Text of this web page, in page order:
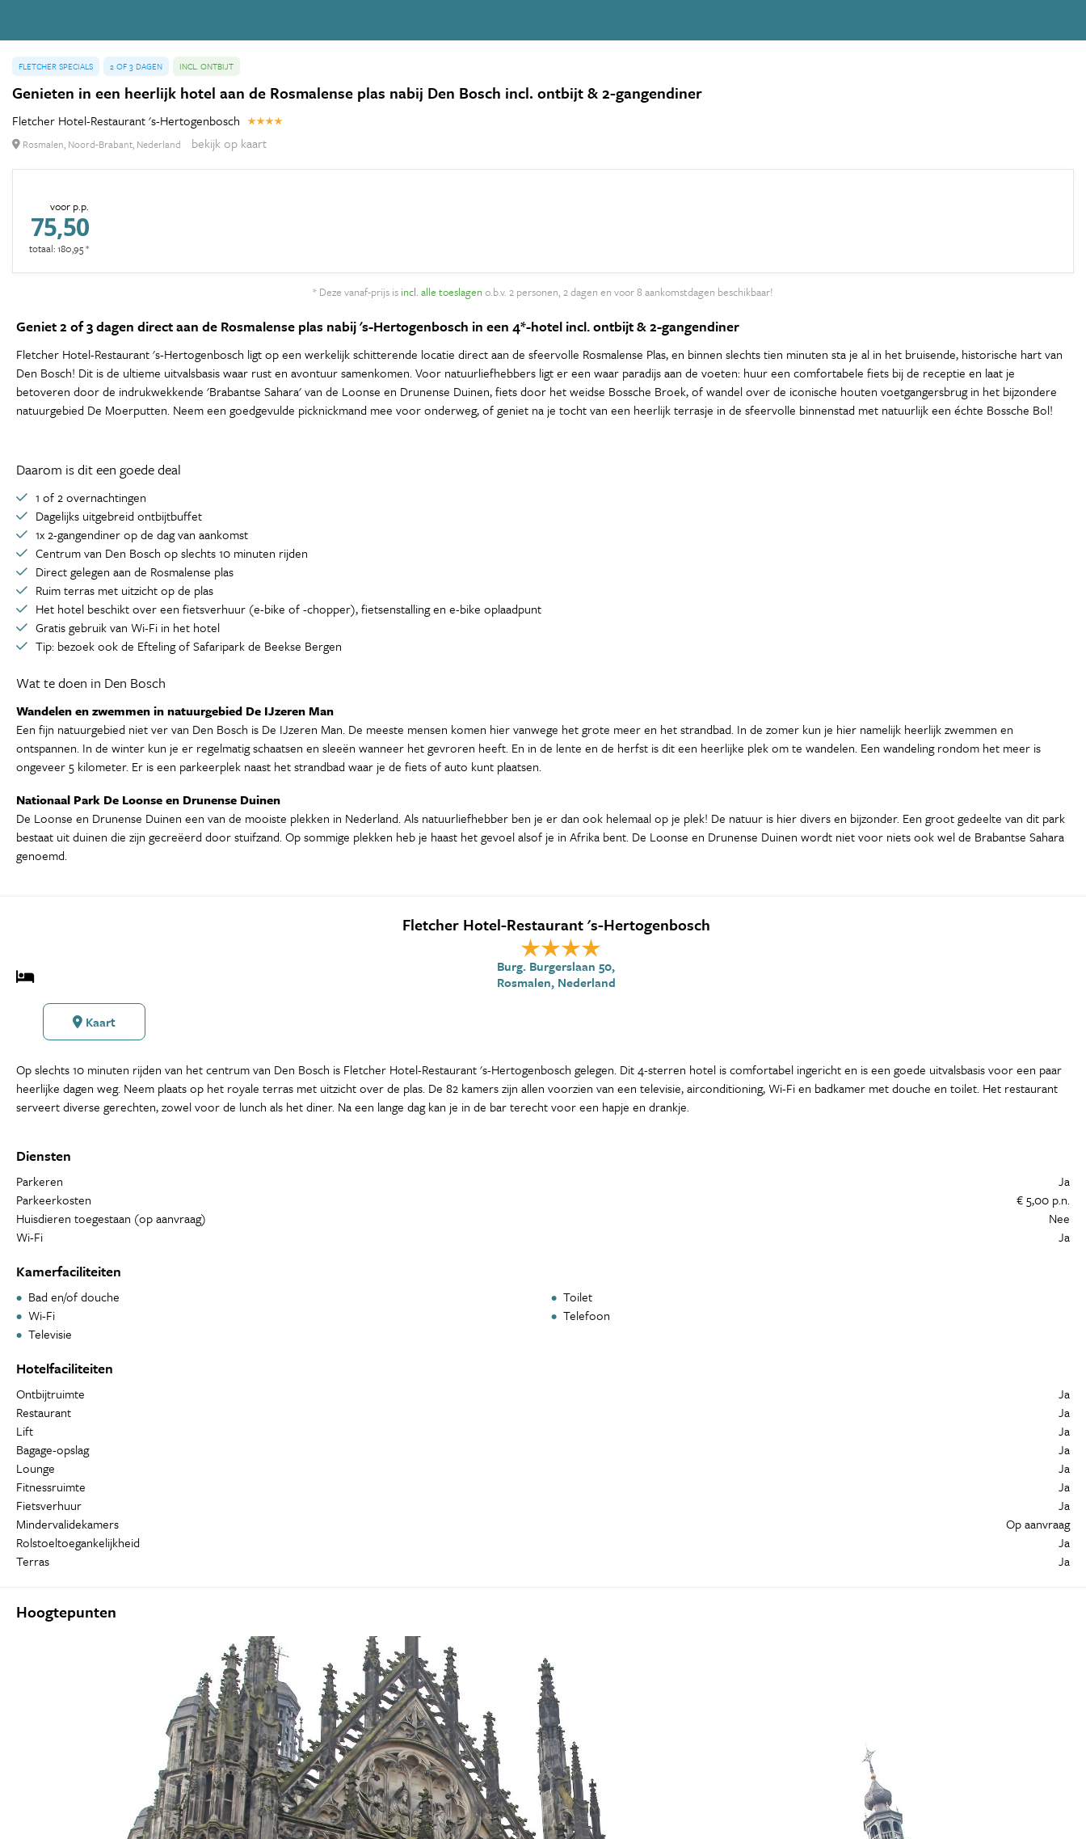
FLETCHER SPECIALS 2 OF 3 DAGEN INCL. ONTBIJT
Genieten in een heerlijk hotel aan de Rosmalense plas nabij Den Bosch incl. ontbijt & 2-gangendiner
Fletcher Hotel-Restaurant 's-Hertogenbosch
Rosmalen, Noord-Brabant, Nederland bekijk op kaart
voor p.p.
75,50
totaal: 180,95 *
* Deze vanaf-prijs is incl. alle toeslagen o.b.v. 2 personen, 2 dagen en voor 8 aankomstdagen beschikbaar!
Geniet 2 of 3 dagen direct aan de Rosmalense plas nabij 's-Hertogenbosch in een 4*-hotel incl. ontbijt & 2-gangendiner
Fletcher Hotel-Restaurant 's-Hertogenbosch ligt op een werkelijk schitterende locatie direct aan de sfeervolle Rosmalense Plas, en binnen slechts tien minuten sta je al in het bruisende, historische hart van
Den Bosch! Dit is de ultieme uitvalsbasis waar rust en avontuur samenkomen. Voor natuurliefhebbers ligt er een waar paradijs aan de voeten: huur een comfortabele fiets bij de receptie en laat je
betoveren door de indrukwekkende 'Brabantse Sahara' van de Loonse en Drunense Duinen, fiets door het weidse Bossche Broek, of wandel over de iconische houten voetgangersbrug in het bijzondere
natuurgebied De Moerputten. Neem een goedgevulde picknickmand mee voor onderweg, of geniet na je tocht van een heerlijk terrasje in de sfeervolle binnenstad met natuurlijk een échte Bossche Bol!
Daarom is dit een goede deal
1 of 2 overnachtingen
Dagelijks uitgebreid ontbijtbuffet
1x 2-gangendiner op de dag van aankomst
Centrum van Den Bosch op slechts 10 minuten rijden
Direct gelegen aan de Rosmalense plas
Ruim terras met uitzicht op de plas
Het hotel beschikt over een fietsverhuur (e-bike of -chopper), fietsenstalling en e-bike oplaadpunt
Gratis gebruik van Wi-Fi in het hotel
Tip: bezoek ook de Efteling of Safaripark de Beekse Bergen
Wat te doen in Den Bosch
Wandelen en zwemmen in natuurgebied De IJzeren Man
Een fijn natuurgebied niet ver van Den Bosch is De IJzeren Man. De meeste mensen komen hier vanwege het grote meer en het strandbad. In de zomer kun je hier namelijk heerlijk zwemmen en
ontspannen. In de winter kun je er regelmatig schaatsen en sleeën wanneer het gevroren heeft. En in de lente en de herfst is dit een heerlijke plek om te wandelen. Een wandeling rondom het meer is
ongeveer 5 kilometer. Er is een parkeerplek naast het strandbad waar je de fiets of auto kunt plaatsen.
Nationaal Park De Loonse en Drunense Duinen
De Loonse en Drunense Duinen een van de mooiste plekken in Nederland. Als natuurliefhebber ben je er dan ook helemaal op je plek! De natuur is hier divers en bijzonder. Een groot gedeelte van dit park
bestaat uit duinen die zijn gecreëerd door stuifzand. Op sommige plekken heb je haast het gevoel alsof je in Afrika bent. De Loonse en Drunense Duinen wordt niet voor niets ook wel de Brabantse Sahara
genoemd.
Fletcher Hotel-Restaurant 's-Hertogenbosch
Burg. Burgerslaan 50,
Rosmalen, Nederland
Kaart
Op slechts 10 minuten rijden van het centrum van Den Bosch is Fletcher Hotel-Restaurant 's-Hertogenbosch gelegen. Dit 4-sterren hotel is comfortabel ingericht en is een goede uitvalsbasis voor een paar
heerlijke dagen weg. Neem plaats op het royale terras met uitzicht over de plas. De 82 kamers zijn allen voorzien van een televisie, airconditioning, Wi-Fi en badkamer met douche en toilet. Het restaurant
serveert diverse gerechten, zowel voor de lunch als het diner. Na een lange dag kan je in de bar terecht voor een hapje en drankje.
Diensten
Parkeren
Ja
Parkeerkosten
€ 5,00 p.n.
Huisdieren toegestaan (op aanvraag)
Nee
Wi-Fi
Ja
Kamerfaciliteiten
Bad en/of douche
Toilet
Wi-Fi
Telefoon
Televisie
Hotelfaciliteiten
Ontbijtruimte
Ja
Restaurant
Ja
Lift
Ja
Bagage-opslag
Ja
Lounge
Ja
Fitnessruimte
Ja
Fietsverhuur
Ja
Mindervalidekamers
Op aanvraag
Rolstoeltoegankelijkheid
Ja
Terras
Ja
Hoogtepunten